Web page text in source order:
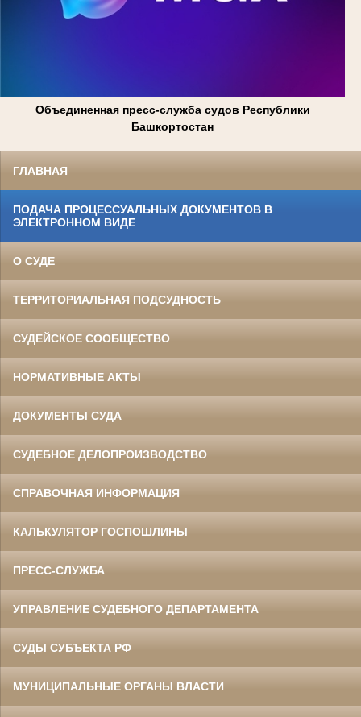
Объединенная пресс-служба судов Республики
Башкортостан
ГЛАВНАЯ
ПОДАЧА ПРОЦЕССУАЛЬНЫХ ДОКУМЕНТОВ В
ЭЛЕКТРОННОМ ВИДЕ
О СУДЕ
ТЕРРИТОРИАЛЬНАЯ ПОДСУДНОСТЬ
СУДЕЙСКОЕ СООБЩЕСТВО
НОРМАТИВНЫЕ АКТЫ
ДОКУМЕНТЫ СУДА
СУДЕБНОЕ ДЕЛОПРОИЗВОДСТВО
СПРАВОЧНАЯ ИНФОРМАЦИЯ
КАЛЬКУЛЯТОР ГОСПОШЛИНЫ
ПРЕСС-СЛУЖБА
УПРАВЛЕНИЕ СУДЕБНОГО ДЕПАРТАМЕНТА
СУДЫ СУБЪЕКТА РФ
МУНИЦИПАЛЬНЫЕ ОРГАНЫ ВЛАСТИ